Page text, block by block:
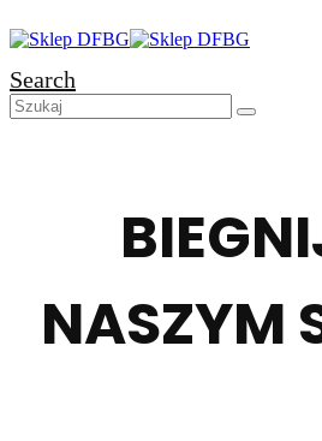
Search
NASZYM